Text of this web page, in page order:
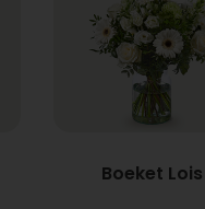
Boeket Lois